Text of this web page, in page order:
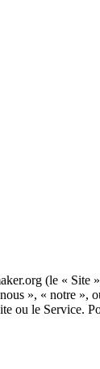
(le « Site
», « notre »,
ou le Service.